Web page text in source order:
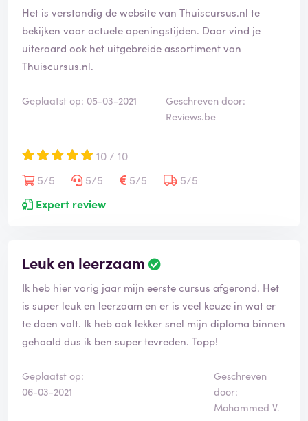
r
d
Het is verstandig de website van Thuiscursus.nl te
bekijken voor actuele openingstijden. Daar vind je
uiteraard ook het uitgebreide assortiment van
Thuiscursus.nl.
Geplaatst op: 05-03-2021
Geschreven door:
Reviews.be
10 / 10
5/5
5/5 5/5
5/5
Expert review
Leuk en leerzaam
B
o
o
r
d
e
Ik heb hier vorig jaar mijn eerste cursus afgerond. Het
is super leuk en leerzaam en er is veel keuze in wat er
te doen valt. Ik heb ook lekker snel mijn diploma binnen
gehaald dus ik ben super tevreden. Topp!
Geplaatst op:
06-03-2021
Geschreven
door:
Mohammed V.